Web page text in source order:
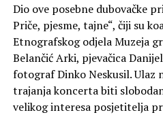
Dio ove posebne dubovačke
Priče, pjesme, tajne“, čiji su
Etnografskog odjela Muzeja
Belančić Arki, pjevačica
fotograf Dinko Neskusil. Ulaz
trajanja koncerta biti
velikog interesa posjetitelja